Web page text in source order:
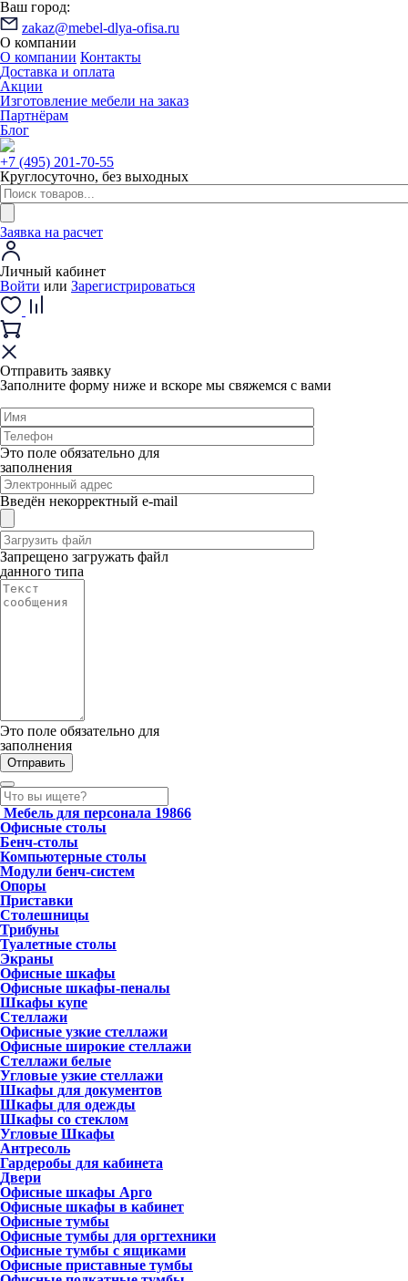
Ваш город:
zakaz@mebel-dlya-ofisa.ru
О компании
О компании Контакты
Доставка и оплата
Акции
Изготовление мебели на заказ
Партнёрам
Блог
+7 (495) 201-70-55
Круглосуточно, без выходных
Заявка на расчет
Личный кабинет
Войти или Зарегистрироваться
Отправить заявку
Заполните форму ниже и вскоре мы свяжемся с вами
Это поле обязательно для
заполнения
Введён некорректный e-mail
Запрещено загружать файл
данного типа
Это поле обязательно для
заполнения
Мебель для персонала 19866
Офисные столы
Бенч-столы
Компьютерные столы
Модули бенч-систем
Опоры
Приставки
Столешницы
Трибуны
Туалетные столы
Экраны
Офисные шкафы
Офисные шкафы-пеналы
Шкафы купе
Стеллажи
Офисные узкие стеллажи
Офисные широкие стеллажи
Стеллажи белые
Угловые узкие стеллажи
Шкафы для документов
Шкафы для одежды
Шкафы со стеклом
Угловые Шкафы
Антресоль
Гардеробы для кабинета
Двери
Офисные шкафы Арго
Офисные шкафы в кабинет
Офисные тумбы
Офисные тумбы для оргтехники
Офисные тумбы с ящиками
Офисные приставные тумбы